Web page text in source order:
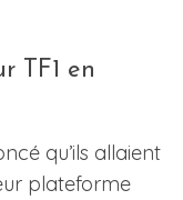
TF1 en
qu’ils allaient
plateforme